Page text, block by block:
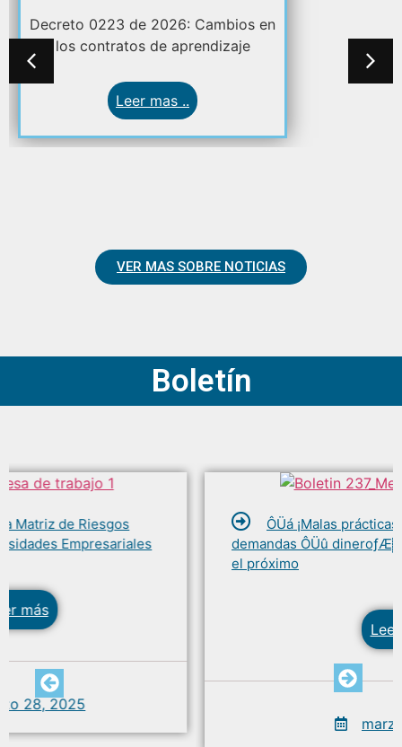
Decreto 0223 de 2026: Cambios en
los contratos de aprendizaje
Leer mas ..
VER MAS SOBRE NOTICIAS
Boletín
ÔÜá ¡Malas prácticas! Empresas pierden
demandas ÔÜû dinero­ƒÆ▓ mala reputación. No seas